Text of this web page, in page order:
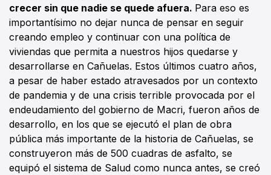
crecer sin que nadie se quede afuera. Para eso es
importantísimo no dejar nunca de pensar en seguir
creando empleo y continuar con una política de
viviendas que permita a nuestros hijos quedarse y
desarrollarse en Cañuelas. Estos últimos cuatro años,
a pesar de haber estado atravesados por un contexto
de pandemia y de una crisis terrible provocada por el
endeudamiento del gobierno de Macri, fueron años de
desarrollo, en los que se ejecutó el plan de obra
pública más importante de la historia de Cañuelas, se
construyeron más de 500 cuadras de asfalto, se
equipó el sistema de Salud como nunca antes, se creó